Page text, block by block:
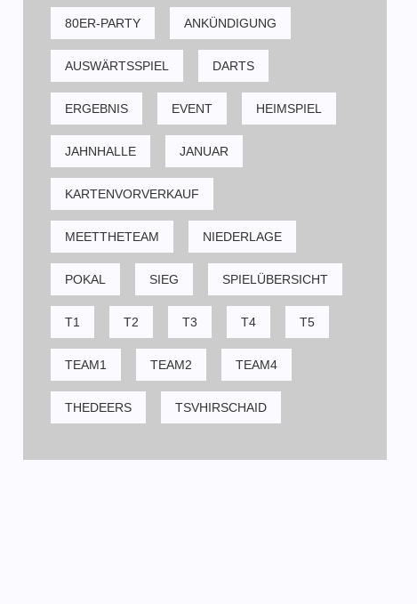
80ER-PARTY ANKÜNDIGUNG
AUSWÄRTSSPIEL DARTS
ERGEBNIS EVENT HEIMSPIEL
JAHNHALLE JANUAR
KARTENVORVERKAUF
MEETTHETEAM NIEDERLAGE
POKAL SIEG SPIELÜBERSICHT
T1 T2 T3 T4 T5
TEAM1 TEAM2 TEAM4
THEDEERS TSVHIRSCHAID